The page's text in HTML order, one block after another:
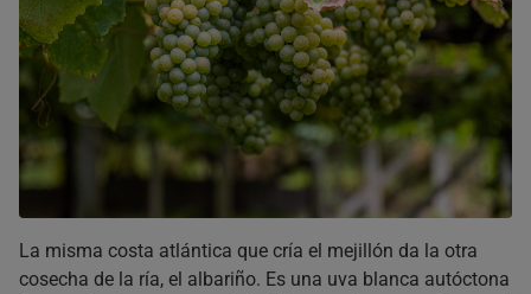
La misma costa atlántica que cría el mejillón da la otra
cosecha de la ría, el albariño. Es una uva blanca autóctona